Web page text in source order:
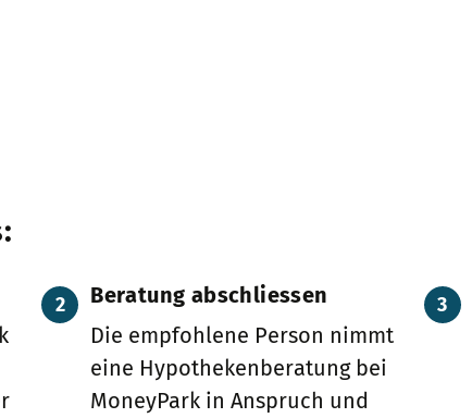
Beratung abschliessen
Die empfohlene Person nimmt
eine Hypothekenberatung bei
MoneyPark in Anspruch und
2 3